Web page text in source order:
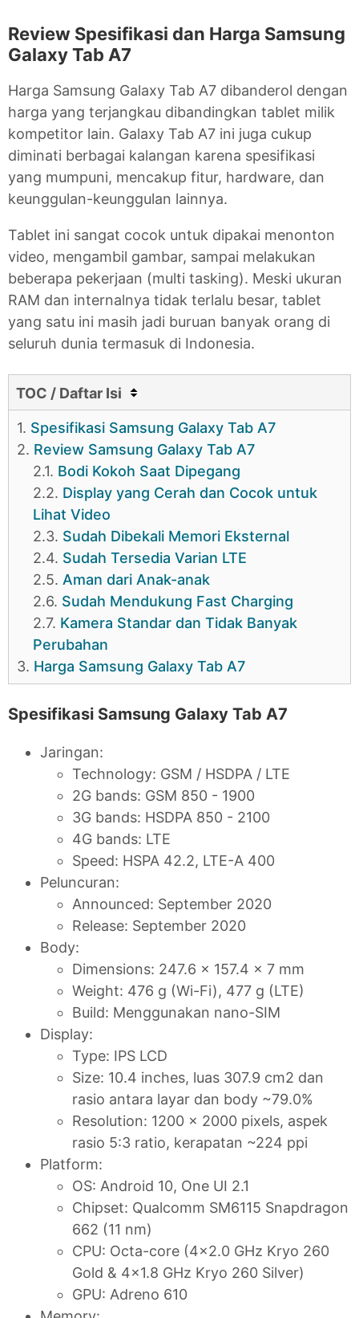
Review Spesifikasi dan Harga Samsung
Galaxy Tab A7
Harga Samsung Galaxy Tab A7 dibanderol dengan
harga yang terjangkau dibandingkan tablet milik
kompetitor lain. Galaxy Tab A7 ini juga cukup
diminati berbagai kalangan karena spesifikasi
yang mumpuni, mencakup fitur, hardware, dan
keunggulan-keunggulan lainnya.
Tablet ini sangat cocok untuk dipakai menonton
video, mengambil gambar, sampai melakukan
beberapa pekerjaan (multi tasking). Meski ukuran
RAM dan internalnya tidak terlalu besar, tablet
yang satu ini masih jadi buruan banyak orang di
seluruh dunia termasuk di Indonesia.
TOC / Daftar Isi
1. Spesifikasi Samsung Galaxy Tab A7
2. Review Samsung Galaxy Tab A7
2.1. Bodi Kokoh Saat Dipegang
2.2. Display yang Cerah dan Cocok untuk
Lihat Video
2.3. Sudah Dibekali Memori Eksternal
2.4. Sudah Tersedia Varian LTE
2.5. Aman dari Anak-anak
2.6. Sudah Mendukung Fast Charging
2.7. Kamera Standar dan Tidak Banyak
Perubahan
3. Harga Samsung Galaxy Tab A7
Spesifikasi Samsung Galaxy Tab A7
Jaringan:
Technology: GSM / HSDPA / LTE
2G bands: GSM 850 - 1900
3G bands: HSDPA 850 - 2100
4G bands: LTE
Speed: HSPA 42.2, LTE-A 400
Peluncuran:
Announced: September 2020
Release: September 2020
Body:
Dimensions: 247.6 x 157.4 x 7 mm
Weight: 476 g (Wi-Fi), 477 g (LTE)
Build: Menggunakan nano-SIM
Display:
Type: IPS LCD
Size: 10.4 inches, luas 307.9 cm2 dan
rasio antara layar dan body ~79.0%
Resolution: 1200 x 2000 pixels, aspek
rasio 5:3 ratio, kerapatan ~224 ppi
Platform:
OS: Android 10, One UI 2.1
Chipset: Qualcomm SM6115 Snapdragon
662 (11 nm)
CPU: Octa-core (4x2.0 GHz Kryo 260
Gold & 4x1.8 GHz Kryo 260 Silver)
GPU: Adreno 610